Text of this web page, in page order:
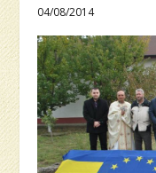
04/08/2014